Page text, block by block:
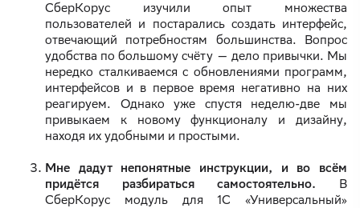
СберКорус изучили опыт множества
пользователей и постарались создать интерфейс,
отвечающий потребностям большинства. Вопрос
удобства по большому счёту — дело привычки. Мы
нередко сталкиваемся с обновлениями программ,
интерфейсов и в первое время негативно на них
реагируем. Однако уже спустя неделю-две мы
привыкаем к новому функционалу и дизайну,
находя их удобными и простыми.
Мне дадут непонятные инструкции, и во всём
придётся разбираться самостоятельно. В
СберКорус модуль для 1С «Универсальный»